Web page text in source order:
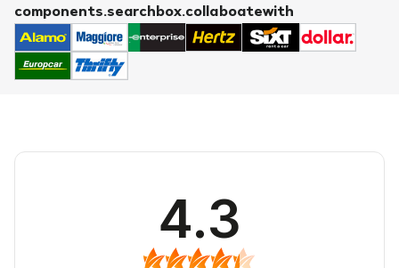
components.searchbox.collaboatewith
4.3